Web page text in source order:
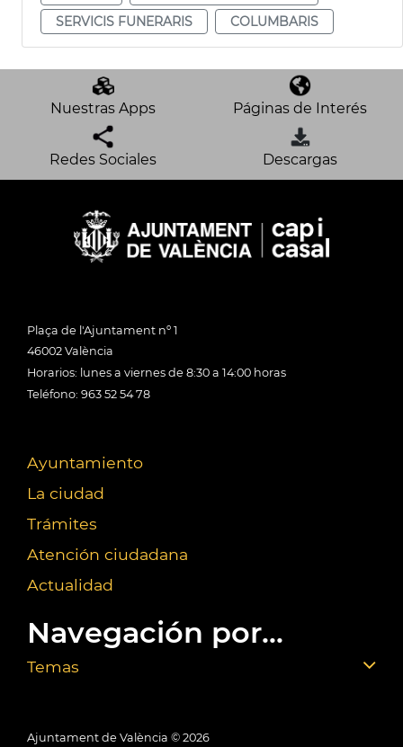
SERVICIS FUNERARIS
COLUMBARIS
Nuestras Apps Páginas de Interés
Redes Sociales Descargas
Plaça de l'Ajuntament nº 1
46002 València
Horarios: lunes a viernes de 8:30 a 14:00 horas
Teléfono: 963 52 54 78
Ayuntamiento
La ciudad
Trámites
Atención ciudadana
Actualidad
Navegación por...
Temas
Ajuntament de València © 2026